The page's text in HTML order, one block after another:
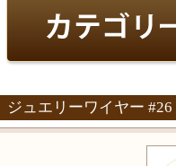
ジュエリーワイヤー #26